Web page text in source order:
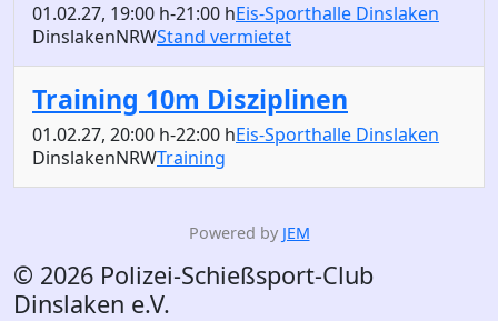
01.02.27, 19:00 h-21:00 hEis-Sporthalle Dinslaken
DinslakenNRWStand vermietet
Training 10m Disziplinen
01.02.27, 20:00 h-22:00 hEis-Sporthalle Dinslaken
DinslakenNRWTraining
Powered by JEM
© 2026 Polizei-Schießsport-Club
Dinslaken e.V.